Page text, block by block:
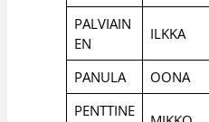
PALVIAIN
EN
ILKKA
PANULA OONA
PENTTINE